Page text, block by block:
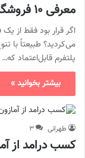
معرفی ۱۰ فروشگاه اینترنتی برتر دبی برای خرید آنلاین
اگر قرار بود فقط از
می‌کردید؟ طبیعتاً با
پلتفرم قابل‌اعتماد که…
بیشتر بخوانید »
طهرانی ۳
کسب درامد از